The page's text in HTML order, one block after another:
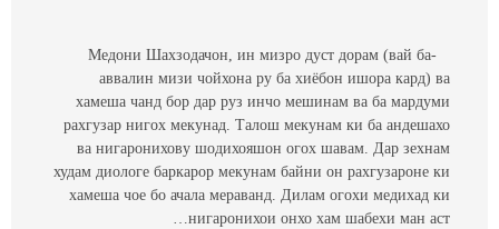
-Медони Шахзодачон, ин мизро дуст дорам (вай ба
аввалин мизи чойхона ру ба хиёбон ишора кард) ва
хамеша чанд бор дар руз инчо мешинам ва ба мардуми
рахгузар нигох мекунад. Талош мекунам ки ба андешахо
ва нигаронихову шодихояшон огох шавам. Дар зехнам
худам диологе баркарор мекунам байни он рахгузароне ки
хамеша чое бо ачала мераванд. Дилам огохи медихад ки
нигаронихои онхо хам шабехи ман аст…